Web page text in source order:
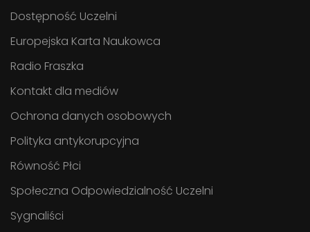
Dostępność Uczelni
Europejska Karta Naukowca
Radio Fraszka
Kontakt dla mediów
Ochrona danych osobowych
Polityka antykorupcyjna
Równość Płci
Społeczna Odpowiedzialność Uczelni
Sygnaliści